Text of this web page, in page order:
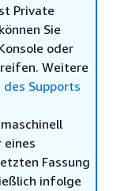
Private
Sie
oder
Weitere
des Supports
eines
Fassung
infolge